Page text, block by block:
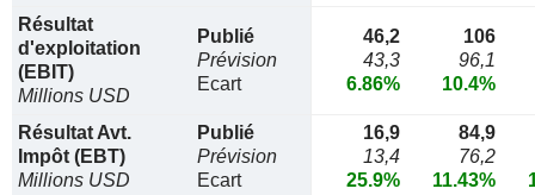
Résultat
d'exploitation
(EBIT)
Millions USD
Publié
Prévision
Ecart
46,2
43,3
6.86%
106
96,1
10.4%
Résultat Avt.
Impôt (EBT)
Millions USD
Publié
Prévision
Ecart
16,9
13,4
25.9%
84,9
76,2
11.43%